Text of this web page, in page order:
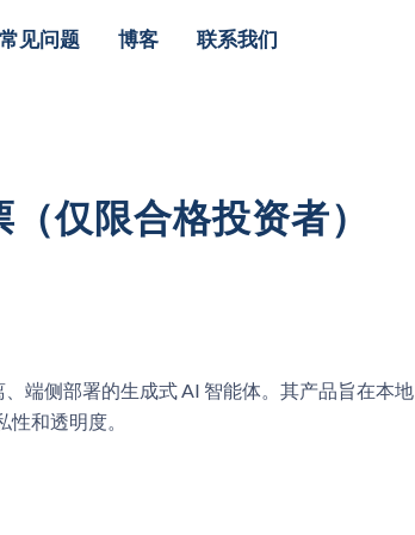
常见问题 博客 联系我们
仅限合格投资者）
端侧部署的生成式 AI 智能体。其产品旨在本地
和透明度。